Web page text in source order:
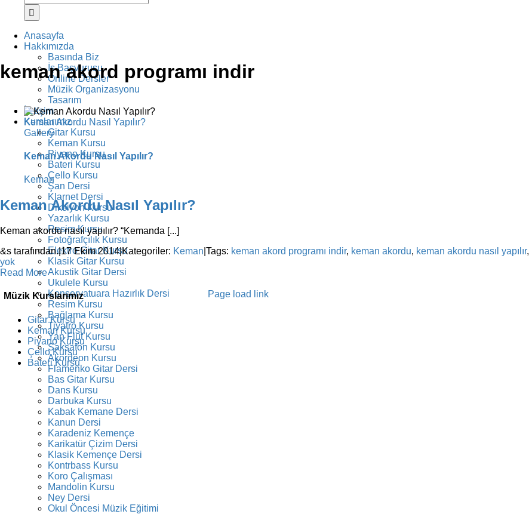
Anasayfa
Hakkımızda
Basında Biz
İş Başvurusu
Online Dersler
Müzik Organizasyonu
Tasarım
İletişim
Kurslarımız
Gitar Kursu
Keman Kursu
Piyano Kursu
Bateri Kursu
Çello Kursu
Şan Dersi
Klarnet Dersi
Diksiyon Kursu
Yazarlık Kursu
Resim Kursu
Fotoğrafçılık Kursu
Elektro Gitar Kursu
Klasik Gitar Kursu
Akustik Gitar Dersi
Ukulele Kursu
Konservatuara Hazırlık Dersi
Resim Kursu
Bağlama Kursu
Tiyatro Kursu
Yan Flüt Kursu
Saksafon Kursu
Akordeon Kursu
Flamenko Gitar Dersi
Bas Gitar Kursu
Dans Kursu
Darbuka Kursu
Kabak Kemane Dersi
Kanun Dersi
Karadeniz Kemençe
Karikatür Çizim Dersi
Klasik Kemençe Dersi
Kontrbass Kursu
Koro Çalışması
Mandolin Kursu
Ney Dersi
Okul Öncesi Müzik Eğitimi
keman akord programı indir
Keman Akordu Nasıl Yapılır?
Gallery
Keman Akordu Nasıl Yapılır?
Keman
Keman Akordu Nasıl Yapılır?
Keman akordu nasıl yapılır? “Kemanda [...]
&s tarafından.|17 Ekim 2014|Kategoriler: Keman Tags: keman akord programı indir, keman akordu, keman akordu nasıl yapılır,
yok
Read More
Müzik Kurslarımız
Gitar Kursu
Keman Kursu
Piyano Kursu
Çello Kursu
Bateri Kursu
Facebook
Instagram
X
YouTube
Page load link